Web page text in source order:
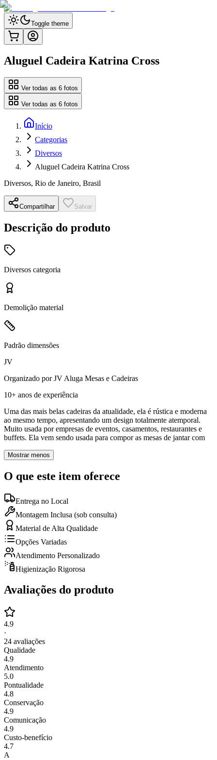
Toggle theme
Aluguel Cadeira Katrina Cross
Ver todas as 6 fotos
Ver todas as 6 fotos
Início
Categorias
Diversos
Aluguel Cadeira Katrina Cross
Diversos, Rio de Janeiro, Brasil
Compartilhar Salvar
Descrição do produto
Diversos categoria
Demolição material
Padrão dimensões
JV
Organizado porJV Aluga Mesas e Cadeiras
10+ anos de experiência
Uma das mais belas cadeiras da atualidade, ela é rústica e moderna
ao mesmo tempo, apresentando um design totalmente atemporal.
Muito usada por empresas de eventos, casamentos, restaurantes e
buffets. Ela vem sendo usada para compor as mesas de jantar com
Mostrar menos
O que este item oferece
Entrega no Local
Montagem Inclusa (sob consulta)
Material de Alta Qualidade
Opções Variadas
Atendimento Personalizado
Higienização Rigorosa
Avaliações do produto
4.9
·
24 avaliações
Qualidade
4.9
Atendimento
5.0
Pontualidade
4.8
Conservação
4.9
Comunicação
4.9
Custo-benefício
4.7
A